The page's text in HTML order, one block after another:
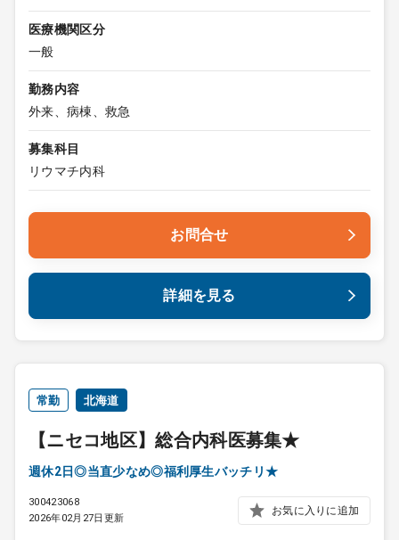
医療機関区分
一般
勤務内容
外来、病棟、救急
募集科目
リウマチ内科
お問合せ
詳細を見る
常勤 北海道
【ニセコ地区】総合内科医募集★
週休2日◎当直少なめ◎福利厚生バッチリ★
300423068
2026年02月27日更新
お気に入りに追加